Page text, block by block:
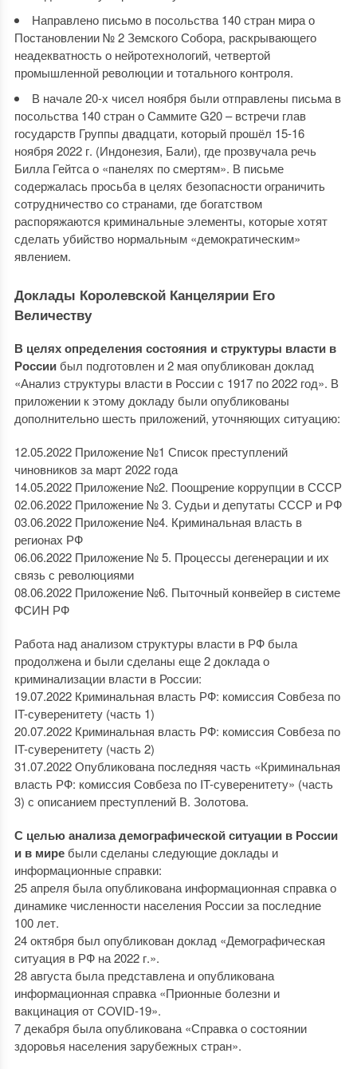
Направлено письмо в посольства 140 стран мира о
Постановлении № 2 Земского Собора, раскрывающего
неадекватность о нейротехнологий, четвертой
промышленной революции и тотального контроля.
В начале 20-х чисел ноября были отправлены письма в
посольства 140 стран о Саммите G20 – встречи глав
государств Группы двадцати, который прошёл 15-16
ноября 2022 г. (Индонезия, Бали), где прозвучала речь
Билла Гейтса о «панелях по смертям». В письме
содержалась просьба в целях безопасности ограничить
сотрудничество со странами, где богатством
распоряжаются криминальные элементы, которые хотят
сделать убийство нормальным «демократическим»
явлением.
Доклады Королевской Канцелярии Его
Величеству
В целях определения состояния и структуры власти в
Россиибыл подготовлен и 2 мая опубликован доклад
«Анализ структуры власти в России с 1917 по 2022 год». В
приложении к этому докладу были опубликованы
дополнительно шесть приложений, уточняющих ситуацию:
12.05.2022 Приложение №1 Список преступлений
чиновников за март 2022 года
14.05.2022 Приложение №2. Поощрение коррупции в СССР
02.06.2022 Приложение № 3. Судьи и депутаты СССР и РФ
03.06.2022 Приложение №4. Криминальная власть в
регионах РФ
06.06.2022 Приложение № 5. Процессы дегенерации и их
связь с революциями
08.06.2022 Приложение №6. Пыточный конвейер в системе
ФСИН РФ
Работа над анализом структуры власти в РФ была
продолжена и были сделаны еще 2 доклада о
криминализации власти в России:
19.07.2022 Криминальная власть РФ: комиссия Совбеза по
IT-суверенитету (часть 1)
20.07.2022 Криминальная власть РФ: комиссия Совбеза по
IT-суверенитету (часть 2)
31.07.2022 Опубликована последняя часть «Криминальная
власть РФ: комиссия Совбеза по IT-суверенитету» (часть
3) с описанием преступлений В. Золотова.
С целью анализа демографической ситуации в России
и в миребыли сделаны следующие доклады и
информационные справки:
25 апреля была опубликована информационная справка о
динамике численности населения России за последние
100 лет.
24 октября был опубликован доклад «Демографическая
ситуация в РФ на 2022 г.».
28 августа была представлена и опубликована
информационная справка «Прионные болезни и
вакцинация от COVID-19».
7 декабря была опубликована «Справка о состоянии
здоровья населения зарубежных стран».